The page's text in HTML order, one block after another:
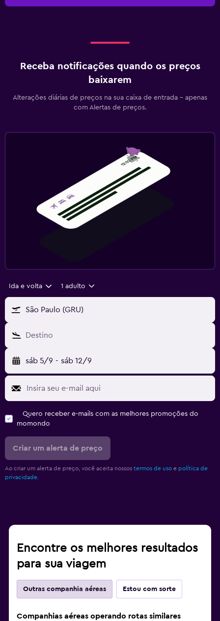
Receba notificações quando os preços
baixarem
Alterações diárias de preços na sua caixa de entrada - apenas
com Alertas de preços.
Ida e volta 1 adulto
São Paulo (GRU)
Destino
sáb 5/9 - sáb 12/9
Quero receber e-mails com as melhores promoções do
momondo
Criar um alerta de preço
Ao criar um alerta de preço, você aceita nossos termos de uso e política de
privacidade.
Encontre os melhores resultados
para sua viagem
Outras companhia aéreas Estou com sorte
Companhias aéreas operando rotas similares